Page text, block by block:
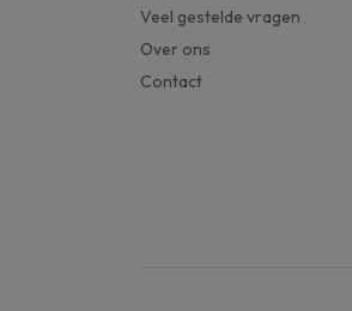
Veel gestelde vragen
Over ons
Contact